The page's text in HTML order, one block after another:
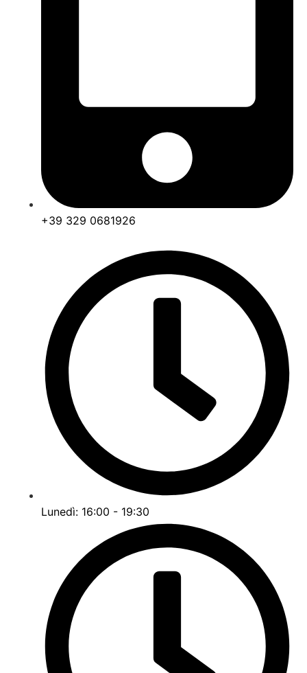
+39 329 0681926
Lunedì: 16:00 - 19:30